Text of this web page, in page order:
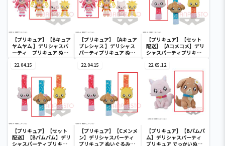
【プリキュア】【Bキュア
ヤムヤム 】デリシャスパ
ーティ プリキュア ぬい
【プリキュア】【Aキュア
プレシャス 】デリシャス
パーティプリキュア ぬい
【プリキュア】【セット
配送】【Aコメコメ】デリ
シャスパーティプリキュ
ド
22.04.15
【プリキュア】【セット
配送】【Bパムパム】デリ
シャスパーティプリキュ
22.04.15
【プリキュア】【Cメンメ
ン】デリシャスパーティ
プリキュア ぬいぐるみリ
22.05.12
【プリキュア】【Bパムパ
ム】デリシャスパーティ
プリキュア でっかいぬい